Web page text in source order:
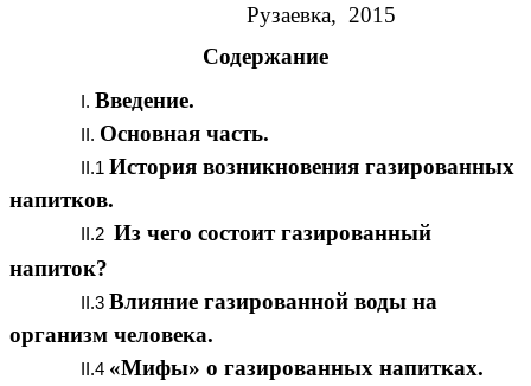
Рузаевка, 2015
Содержание
Введение.
Основная часть.
История возникновения газированных
напитков.
Из чего состоит газированный
напиток?
Влияние газированной воды на
организм человека.
«Мифы» о газированных напитках.